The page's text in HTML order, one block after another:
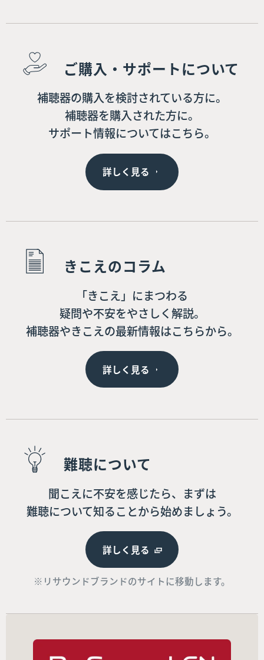
ご購入・サポートについて
補聴器の購入を検討されている方に。
補聴器を購入された方に。
サポート情報についてはこちら。
詳しく見る
きこえのコラム
「きこえ」にまつわる
疑問や不安をやさしく解説。
補聴器やきこえの最新情報はこちらから。
詳しく見る
難聴について
聞こえに不安を感じたら、まずは
難聴について知ることから始めましょう。
詳しく見る
※リサウンドブランドのサイトに移動します。